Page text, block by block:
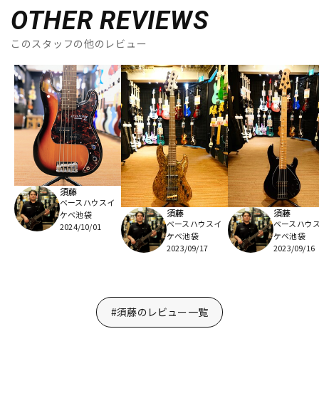
OTHER REVIEWS
このスタッフの他のレビュー
須藤
ベースハウスイ
ケベ池袋
2024/10/01
須藤
ベースハウスイ
ケベ池袋
2023/09/17
須藤
ベースハウ
ケベ池袋
2023/09/16
#須藤のレビュー一覧